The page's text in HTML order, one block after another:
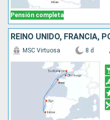
Pensión completa
MSC Virtuosa 8 d